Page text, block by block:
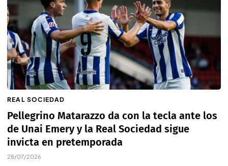
REAL SOCIEDAD
Pellegrino Matarazzo da con la tecla ante los
de Unai Emery y la Real Sociedad sigue
invicta en pretemporada
28/07/2026